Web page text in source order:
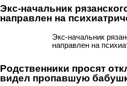
Экс-начальник
направлен на
Экс-начальник
направлен на
Родственники просят
видел пропавшую